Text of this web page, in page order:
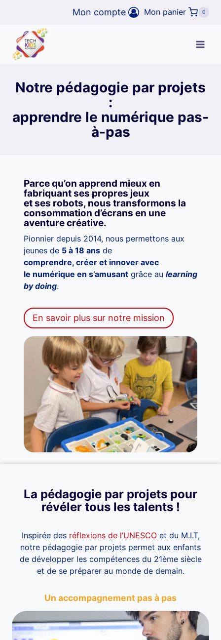
contenu
Mon compte Mon panier 0
Notre pédagogie par projets
:
apprendre le numérique pas-
à-pas
Parce qu’on apprend mieux en
fabriquant ses propres jeux
et ses robots, nous transformons la
consommation d’écrans en une
aventure créative.
Pionnier depuis 2014, nous permettons aux
jeunes de 5 à 18 ans de
comprendre, créer et innover avec
le numérique en s’amusant grâce au learning
by doing.
En savoir plus sur notre mission
La pédagogie par projets pour
révéler tous les talents !
Inspirée des réflexions de l’UNESCOet du M.I.T,
notre pédagogie par projets permet aux enfants
de développer les compétences du 21ème siècle
et de se préparer au monde de demain.
Un accompagnement pas à pas